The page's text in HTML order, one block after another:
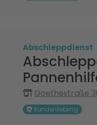
Abschleppdienst
Goethestraße
Kundenliebling